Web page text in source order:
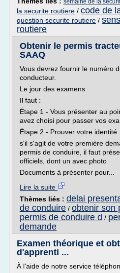
semaine de la
la securite routiere / code de
question securite routiere /
routiere
Obtenir le permis
SAAQ
Vous devrez fournir le numéro
conducteur.
Le jour des examens
Il faut :
Étape 1 - Vous présenter au
avez choisi pour passer vos
Étape 2 - Prouver votre identité :
s'il s'agit de votre première
permis de conduire, il faut
officiels, dont un avec photo
Documents à présenter pour...
Lire la suite
Thèmes liés : delai
de conduire / obtenir son
permis de conduire d /
demande
Examen théorique et
d'apprenti ...
À l'aide de notre service